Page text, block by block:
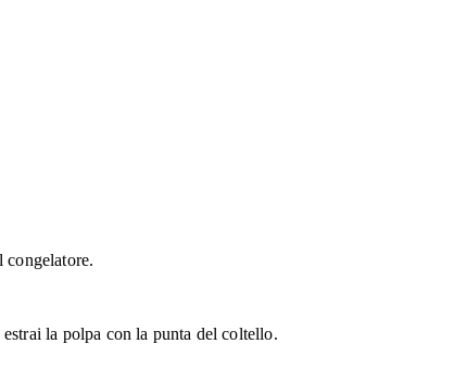
congelatore.
la polpa con la punta del coltello.